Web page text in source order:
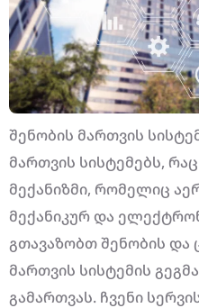
შენობის მართვის
მართვის სისტემებს,
მექანიზმი, რომელიც
მექანიკურ და
გთავაზობთ შენობის
მართვის სისტემის
გამართვას. ჩვენი